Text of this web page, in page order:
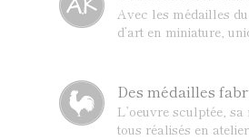
Avec les médailles
d’art en miniature,
Des médailles
L’oeuvre sculptée,
tous réalisés en